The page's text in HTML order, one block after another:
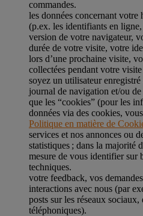
commandes.
les données concernant
(p.ex. les identifiants en
version de votre navigateur,
durée de votre visite, votre
lors d’une prochaine visite,
collectées pendant votre
soyez un utilisateur enregistré
journal de navigation et/ou
que les “cookies” (pour les
données via des cookies,
Politique en matière de
services et nos annonces ou
statistiques ; dans la majorité
mesure de vous identifier sur
techniques.
votre feedback, vos
interactions avec nous (par
posts sur les réseaux
téléphoniques).